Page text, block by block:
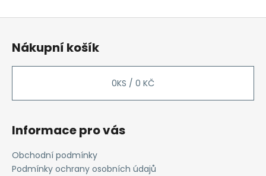
Nákupní košík
0KS / 0 KČ
Informace pro vás
Obchodní podmínky
Podmínky ochrany osobních údajů